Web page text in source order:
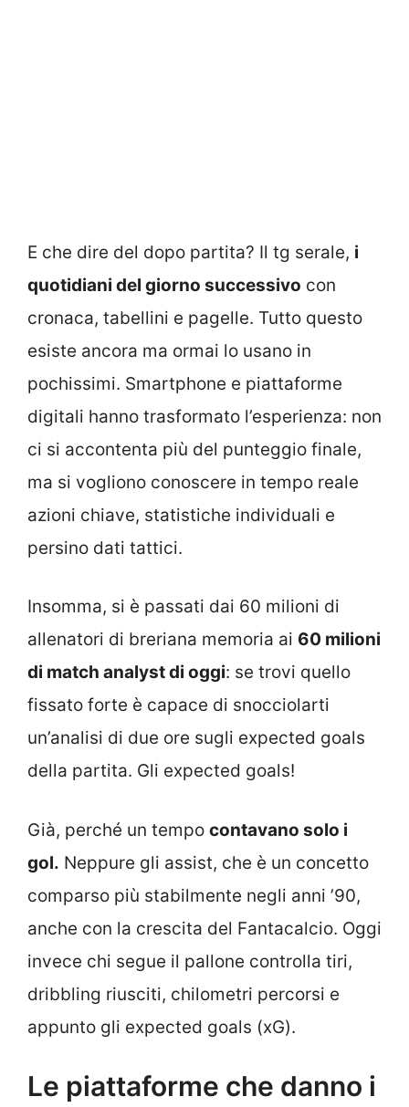
E che dire del dopo partita? Il tg serale, i
quotidiani del giorno successivo con
cronaca, tabellini e pagelle. Tutto questo
esiste ancora ma ormai lo usano in
pochissimi. Smartphone e piattaforme
digitali hanno trasformato l’esperienza: non
ci si accontenta più del punteggio finale,
ma si vogliono conoscere in tempo reale
azioni chiave, statistiche individuali e
persino dati tattici.
Insomma, si è passati dai 60 milioni di
allenatori di breriana memoria ai 60 milioni
di match analyst di oggi: se trovi quello
fissato forte è capace di snocciolarti
un’analisi di due ore sugli expected goals
della partita. Gli expected goals!
Già, perché un tempo contavano solo i
gol. Neppure gli assist, che è un concetto
comparso più stabilmente negli anni ’90,
anche con la crescita del Fantacalcio. Oggi
invece chi segue il pallone controlla tiri,
dribbling riusciti, chilometri percorsi e
appunto gli expected goals (xG).
Le piattaforme che danno i